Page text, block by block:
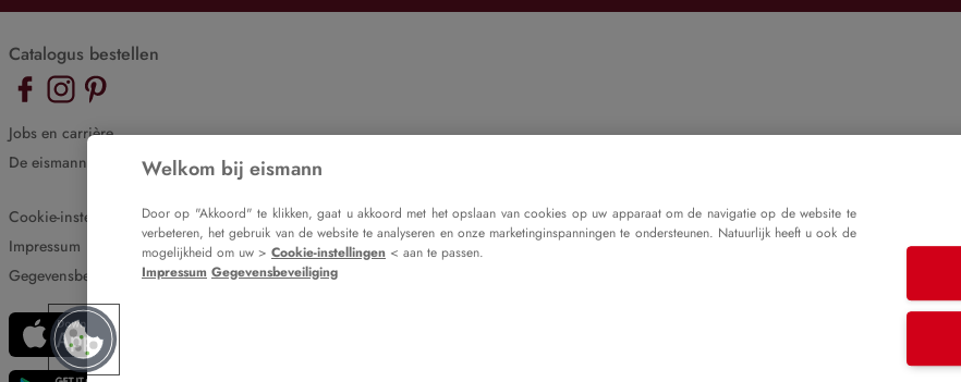
Catalogus bestellen
Jobs en carrière
De eismann blog
Cookie-instellingen
Impressum
Gegevensbeveiliging
Welkom bij eismann
Door op "Akkoord" te klikken, gaat u akkoord met het opslaan van cookies op uw apparaat om de navigatie op de website te
verbeteren, het gebruik van de website te analyseren en onze marketinginspanningen te ondersteunen. Natuurlijk heeft u ook de
mogelijkheid om uw > Cookie-instellingen < aan te passen.
Impressum Gegevensbeveiliging